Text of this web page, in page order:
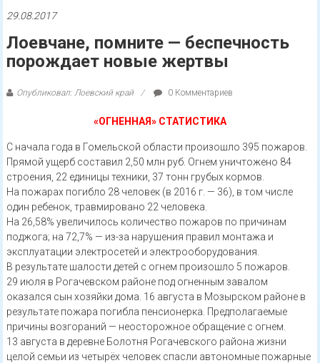
газета
29.08.2017
Лоевчане, помните — беспечность
порождает новые жертвы
Опубликовал: Лоевский край 0 Комментариев
«ОГНЕННАЯ» СТАТИСТИКА
С начала года в Гомельской области произошло 395 пожаров.
Прямой ущерб составил 2,50 млн руб. Огнем уничтожено 84
строения, 22 единицы техники, 37 тонн грубых кормов.
На пожарах погибло 28 человек (в 2016 г. — 36), в том числе
один ребенок, травмировано 22 человека.
На 26,58% увеличилось количество пожаров по причинам
поджога; на 72,7% — из-за нарушения правил монтажа и
эксплуатации электросетей и электрооборудования.
В результате шалости детей с огнем произошло 5 пожаров.
29 июля в Рогачевском районе под огненным завалом
оказался сын хозяйки дома. 16 августа в Мозырском районе в
результате пожара погибла пенсионерка. Предполагаемые
причины возгораний — неосторожное обращение с огнем.
13 августа в деревне Болотня Рогачевского района жизни
целой семьи из четырёх человек спасли автономные пожарные